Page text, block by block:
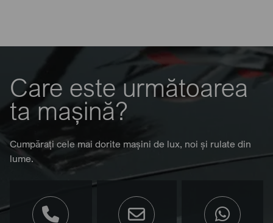
Care este următoarea
ta mașină?
Cumpărați cele mai dorite mașini de lux, noi și rulate din
lume.